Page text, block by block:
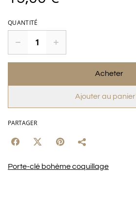
QUANTITÉ
Acheter
Ajouter au panier
PARTAGER
Porte-clé bohème coquillage